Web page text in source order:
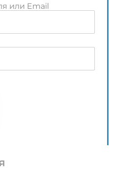
или Email